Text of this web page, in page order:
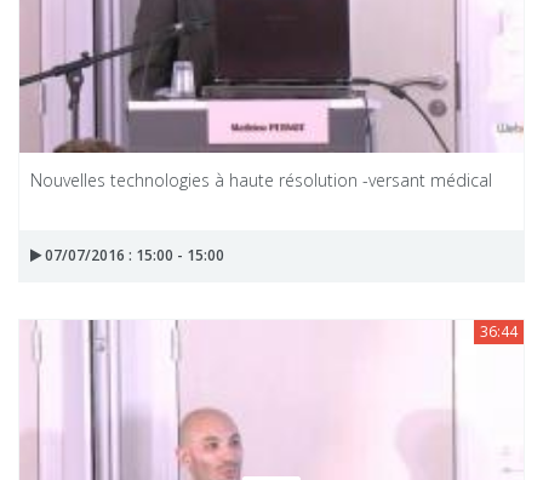
Nouvelles technologies à haute résolution -versant médical
07/07/2016 : 15:00 - 15:00
36:44